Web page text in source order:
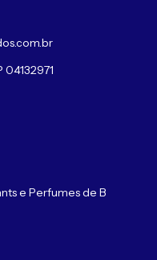
04132971
e Perfumes de B